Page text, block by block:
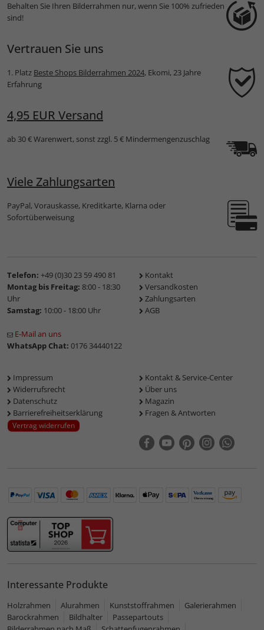
Behalten Sie Ihren Bilderrahmen nur, wenn Sie 100% zufrieden
sind!
Vertrauen Sie uns
1. Platz Beste Shops Bilderrahmen 2024, Ekomi, 23 Jahre
Erfahrung
4,95 EUR Versand
ab 30 € Warenwert, sonst zzgl. 5 € Mindermengenzuschlag
Viele Zahlungsarten
PayPal, Vorauskasse, Kreditkarte, Klarna oder
Sofortüberweisung
Telefon: +49 (0)30 23 59 490 81
Montag bis Freitag: 8:00 - 18:30
Uhr
Samstag: 10:00 - 18:00 Uhr
E-Mail an uns
WhatsApp Chat: 0176 34440122
Kontakt
Versandkosten
Zahlungsarten
AGB
Impressum
Widerrufsrecht
Datenschutz
Barrierefreiheitserklärung
Vertrag widerrufen
Kontakt & Service-Center
Über uns
Magazin
Fragen & Antworten
Interessante Produkte
Holzrahmen Alurahmen Kunststoffrahmen
Galerierahmen
Barockrahmen
Bildhalter
Passepartouts